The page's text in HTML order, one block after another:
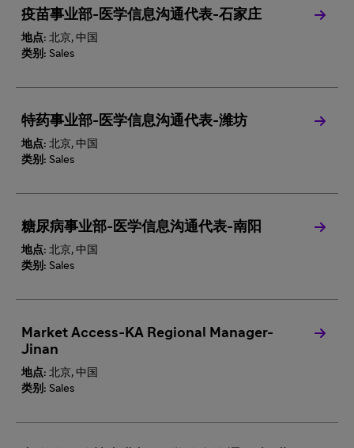
疫苗事业部-医学信息沟通代表-石家庄
地点: 北京, 中国
类别: Sales
特药事业部-医学信息沟通代表-潍坊
地点: 北京, 中国
类别: Sales
糖尿病事业部-医学信息沟通代表-南阳
地点: 北京, 中国
类别: Sales
Market Access-KA Regional Manager-
Jinan
地点: 北京, 中国
类别: Sales